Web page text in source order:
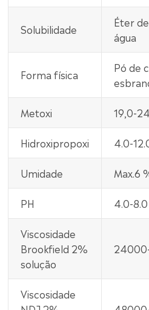
Solubilidade
Éter
água
Forma física
Pó de
Metoxi 19,0-
Hidroxipropoxi 4.0-
Umidade Max.6
PH 4.0-8.0
Viscosidade
Brookfield 2%
solução
Viscosidade